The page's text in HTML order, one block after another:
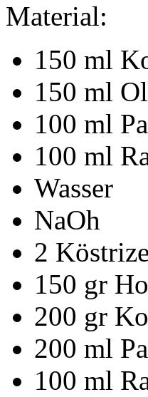
Material:
150 ml
150 ml
100 ml
100 ml
Wasser
NaOh
2
150 gr
200 gr
200 ml
100 ml